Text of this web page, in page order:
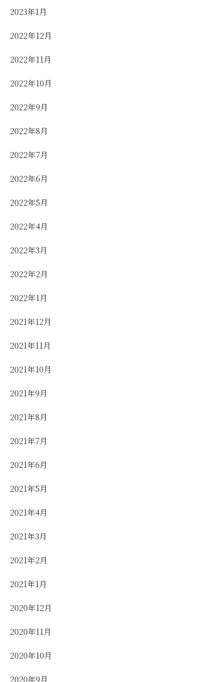
2023年1月
2022年12月
2022年11月
2022年10月
2022年9月
2022年8月
2022年7月
2022年6月
2022年5月
2022年4月
2022年3月
2022年2月
2022年1月
2021年12月
2021年11月
2021年10月
2021年9月
2021年8月
2021年7月
2021年6月
2021年5月
2021年4月
2021年3月
2021年2月
2021年1月
2020年12月
2020年11月
2020年10月
2020年9月